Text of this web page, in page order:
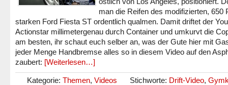
man die Reifen des modifizierten, 650
starken Ford Fiesta ST ordentlich qualmen. Damit driftet der
Actionstar millimetergenau durch Container und umkurvt die
am besten, ihr schaut euch selber an, was der Gute hier mit
jeder Menge Handbremse alles so in diesem Video auf den
zaubert: [Weiterlesen…]
Kategorie: Themen, Videos Stichworte: Drift-Video,